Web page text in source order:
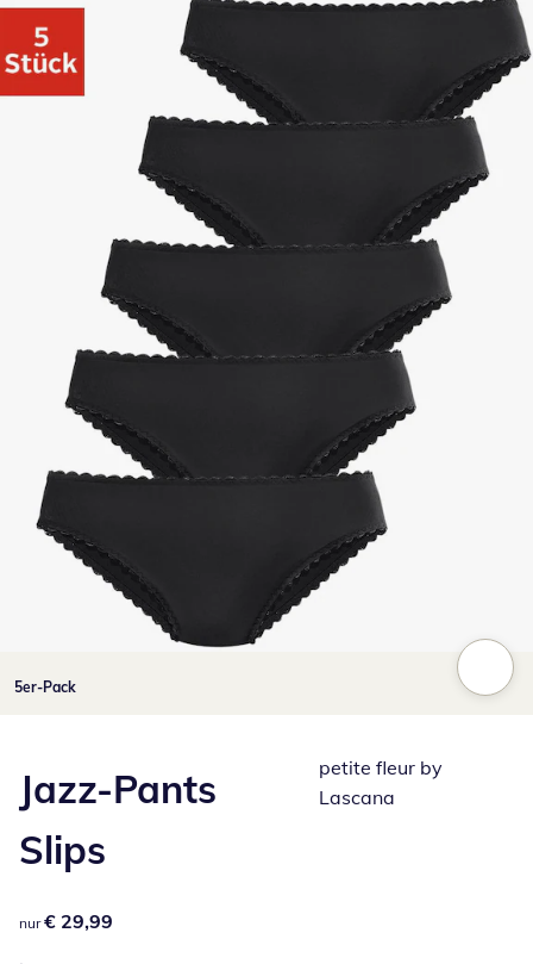
5er-Pack
Jazz-Pants
Slips
€ 29,99
nur € 29,99
petite fleur by
Lascana